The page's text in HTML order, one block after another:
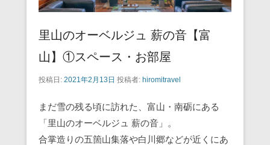
里山のオーベルジュ 薪の音【富
山】①スペース・お部屋
投稿日: 2021年2月13日 投稿者: hiromitravel
まだ雪の残る頃に訪れた、富山・南砺にある
「里山のオーベルジュ 薪の音」。
合掌造りの五箇山集落や白川郷などが近くにあ